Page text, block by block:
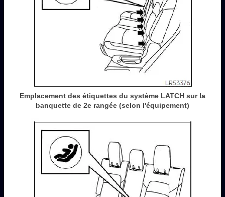
Emplacement des étiquettes du système LATCH sur la
banquette de 2e rangée (selon l'équipement)